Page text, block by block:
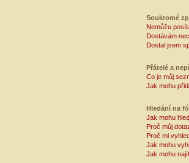
Soukromé
Nemůžu
Dostávám
Dostal jsem
Přátelé a
Co je můj
Jak mohu
Hledání na
Jak mohu
Proč můj
Proč mi
Jak mohu
Jak mohu